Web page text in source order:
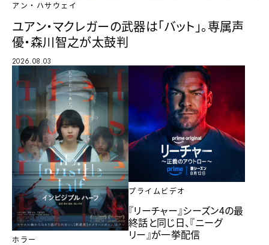
アン・ハサウェイ
ユアン・マクレガーの武器は「バット」。専属声
優・森川智之が太鼓判
2026.08.03
ホラー
プライムビデオ
『リーチャー』シーズン4の最
終話と同じ日、『ニーグ
リー』が一挙配信